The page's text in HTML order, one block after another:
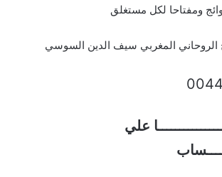
ومفتاحا لكل مستغلق
الروحاني المغربي سيف الدين السوسي
علي